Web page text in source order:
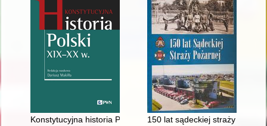
Konstytucyjna historia Polski XIX-XX w150 lat sądeckiej straży